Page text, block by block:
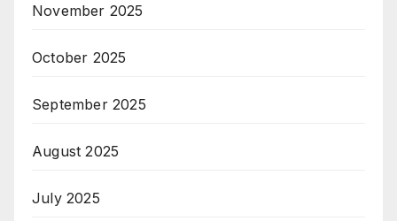
November 2025
October 2025
September 2025
August 2025
July 2025